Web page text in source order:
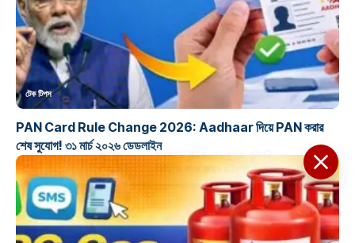
টেক টিপস
PAN Card Rule Change 2026: Aadhaar দিয়ে PAN করার
শেষ সুযোগ! ৩১ মার্চ ২০২৬ ডেডলাইন
মসজিদের মাইক কেন খুলছে পুলিশ?
ডিজিপির কাছে জবাব চাইলেন নওশাদ
সিদ্দিকী; ব্যাখ্যা না মিললে আইনি পদক্ষেপের